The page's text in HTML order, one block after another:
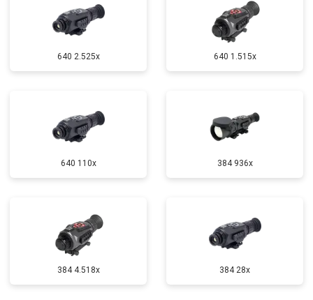
640 2.525x 640 1.515x
640 110x 384 936x
384 4.518x 384 28x